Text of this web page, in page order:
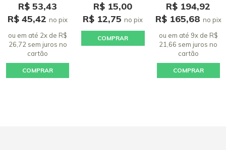
R$ 53,43
R$ 45,42no pix
ou em até 2x de R$
26,72 sem juros no
cartão
COMPRAR
R$ 15,00
R$ 12,75no pix
COMPRAR
R$ 194,92
R$ 165,68 no pix
ou em até 9x de R$
21,66 sem jurosno
cartão
COMPRAR